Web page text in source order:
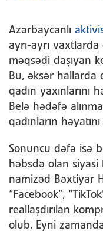
Azərbaycanlı
ayrı-ayrı
məqsədi daşıyan
Bu, əksər hallarda
qadın yaxınlarını
Belə hədəfə
qadınların
Sonuncu dəfə isə
həbsdə olan siyasi
namizəd Bəxtiyar
“Facebook”,
reallaşdırılan
olub. Eyni